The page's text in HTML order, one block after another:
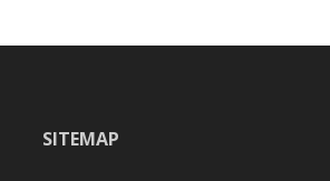
SITEMAP